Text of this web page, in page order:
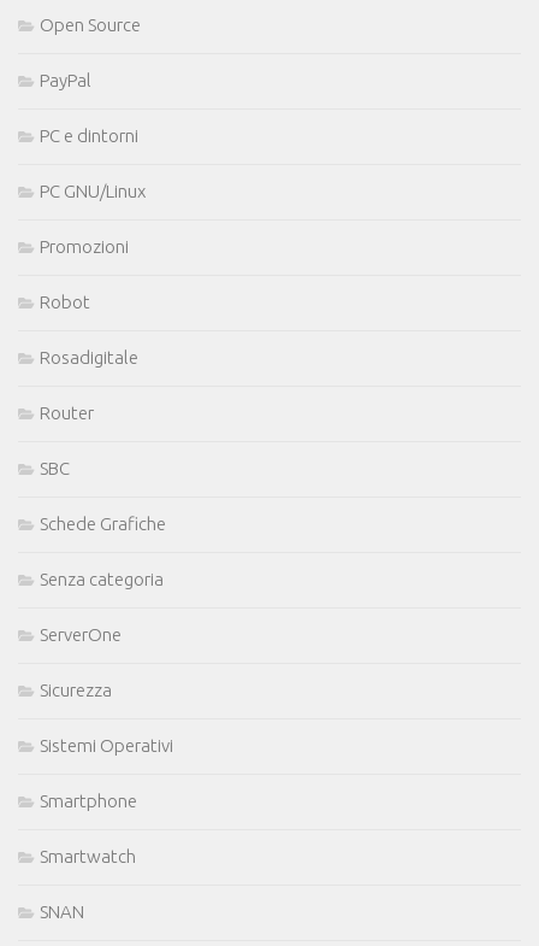
Open Source
PayPal
PC e dintorni
PC GNU/Linux
Promozioni
Robot
Rosadigitale
Router
SBC
Schede Grafiche
Senza categoria
ServerOne
Sicurezza
Sistemi Operativi
Smartphone
Smartwatch
SNAN